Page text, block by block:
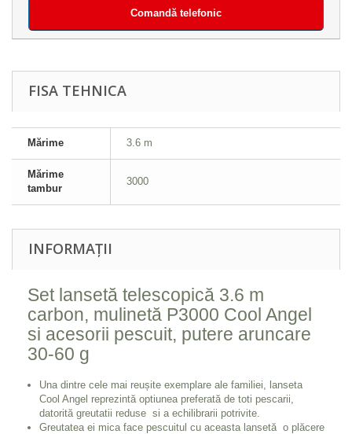
Comandă telefonic
FISA TEHNICA
Mărime 3.6 m
Mărime
tambur
3000
INFORMAȚII
Set lansetă telescopică 3.6 m
carbon, mulinetă P3000 Cool Angel
si acesorii pescuit, putere aruncare
30-60 g
Una dintre cele mai reușite exemplare ale familiei, lanseta
Cool Angel reprezintă optiunea preferată de toti pescarii,
datorită greutatii reduse si a echilibrarii potrivite.
Greutatea ei mica face pescuitul cu aceasta lansetă o plăcere